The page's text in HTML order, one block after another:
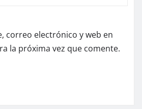
correo electrónico y web en
la próxima vez que comente.